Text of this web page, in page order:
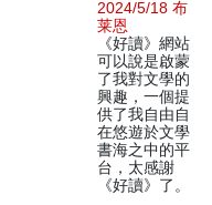
2024/5/18 布
莱恩
《好讀》網站
可以說是啟蒙
了我對文學的
興趣，一個提
供了我自由自
在悠遊於文學
書海之中的平
台，太感謝
《好讀》了。